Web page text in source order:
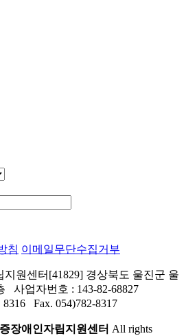
침 이메일무단수집거부
[41829] 경상북도 울진군 울
사업자번호 : 143-82-68827
Fax. 054)782-8317
장애인자립지원센터 All rights